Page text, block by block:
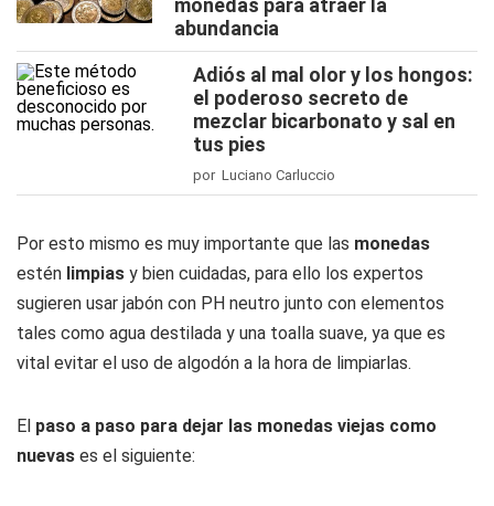
monedas para atraer la
abundancia
Adiós al mal olor y los hongos:
el poderoso secreto de
mezclar bicarbonato y sal en
tus pies
por Luciano Carluccio
Por esto mismo es muy importante que las monedas
estén limpias y bien cuidadas, para ello los expertos
sugieren usar jabón con PH neutro junto con elementos
tales como agua destilada y una toalla suave, ya que es
vital evitar el uso de algodón a la hora de limpiarlas.
El paso a paso para dejar las monedas viejas como
nuevas es el siguiente: